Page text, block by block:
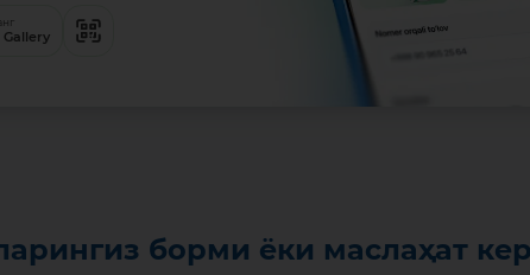
борми ёки маслаҳат